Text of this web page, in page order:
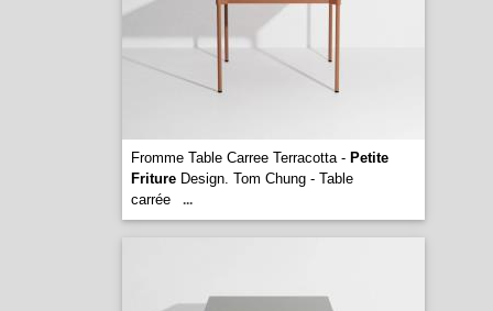
Fromme Table Carree Terracotta - Petite
FritureDesign. Tom Chung - Table
carrée
...